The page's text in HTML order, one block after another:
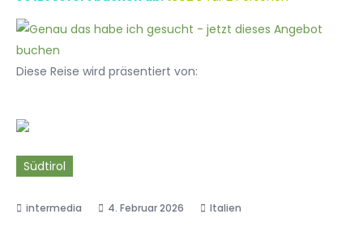
Diese Reise wird präsentiert von:
Südtirol
4. Februar 2026 Italien